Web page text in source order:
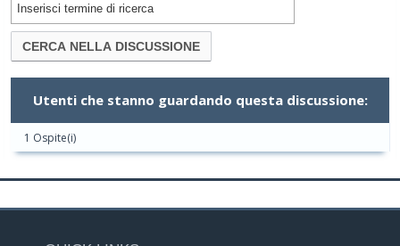
Utenti che stanno guardando questa discussione:
1 Ospite(i)